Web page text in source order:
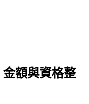
金額與資格整